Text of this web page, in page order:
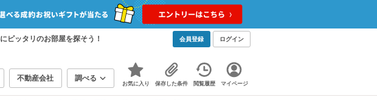
ピッタリのお部屋を探そう！ 会員登録 ログイン
不動産会社 調べる
お気に入り 保存した条件 閲覧履歴 マイページ